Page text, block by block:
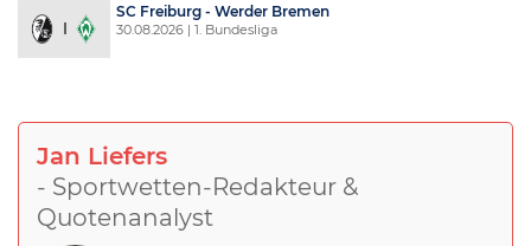
SC Freiburg - Werder Bremen
30.08.2026 | 1. Bundesliga
Jan Liefers
- Sportwetten-Redakteur &
Quotenanalyst